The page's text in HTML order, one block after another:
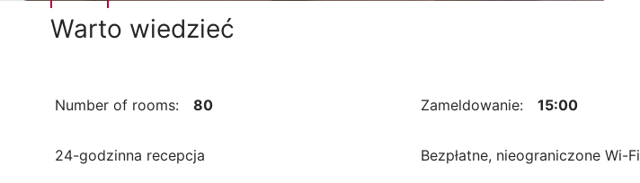
Warto wiedzieć
Number of rooms: 80 Zameldowanie: 15:00
24-godzinna recepcja Bezpłatne, nieograniczone Wi-Fi